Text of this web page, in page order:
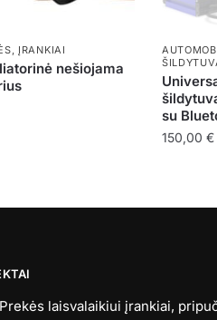
ĮRANKIAI
nešiojama
su
150,00 €
Prekės laisvalaikiui įrankiai,